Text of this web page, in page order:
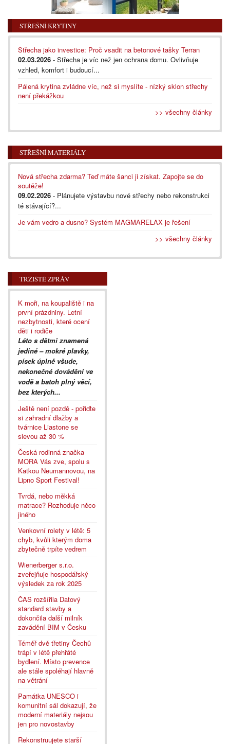
STŘEŠNÍ KRYTINY
Střecha jako investice: Proč vsadit na betonové tašky Terran
02.03.2026 - Střecha je víc než jen ochrana domu. Ovlivňuje
vzhled, komfort i budoucí...
Pálená krytina zvládne víc, než si myslíte - nízký sklon střechy
není překážkou
>> všechny články
STŘEŠNÍ MATERIÁLY
Nová střecha zdarma? Teď máte šanci ji získat. Zapojte se do
soutěže!
09.02.2026 - Plánujete výstavbu nové střechy nebo rekonstrukci
té stávající?...
Je vám vedro a dusno? Systém MAGMARELAX je řešení
>> všechny články
TRŽIŠTĚ ZPRÁV
K moři, na koupaliště i na
první prázdniny. Letní
nezbytnosti, které ocení
děti i rodiče
Léto s dětmi znamená
jediné – mokré plavky,
písek úplně všude,
nekonečné dovádění ve
vodě a batoh plný věcí,
bez kterých...
Ještě není pozdě - pořiďte
si zahradní dlažby a
tvárnice Liastone se
slevou až 30 %
Česká rodinná značka
MORA Vás zve, spolu s
Katkou Neumannovou, na
Lipno Sport Festival!
Tvrdá, nebo měkká
matrace? Rozhoduje něco
jiného
Venkovní rolety v létě: 5
chyb, kvůli kterým doma
zbytečně trpíte vedrem
Wienerberger s.r.o.
zveřejňuje hospodářský
výsledek za rok 2025
ČAS rozšířila Datový
standard stavby a
dokončila další milník
zavádění BIM v Česku
Téměř dvě třetiny Čechů
trápí v létě přehřáté
bydlení. Místo prevence
ale stále spoléhají hlavně
na větrání
Památka UNESCO i
komunitní sál dokazují, že
moderní materiály nejsou
jen pro novostavby
Rekonstruujete starší